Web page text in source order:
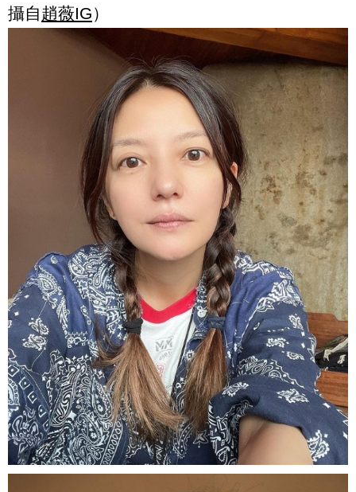
攝自趙薇IG）